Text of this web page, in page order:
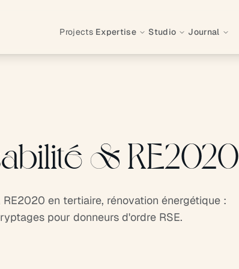
Projects Expertise Studio Journal
& RE2020
en tertiaire, rénovation énergétique :
pour donneurs d'ordre RSE.